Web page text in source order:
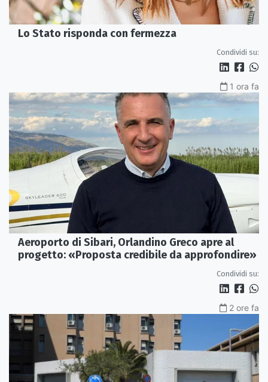
Lo Stato risponda con fermezza
Condividi su:
1 ora fa
Aeroporto di Sibari, Orlandino Greco apre al
progetto: «Proposta credibile da approfondire»
Condividi su:
2 ore fa